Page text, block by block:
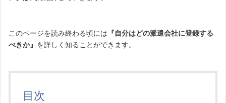
このページを読み終わる頃には 『自分はどの派遣会社に登録する
べきか』 を詳しく知ることができます。
目次